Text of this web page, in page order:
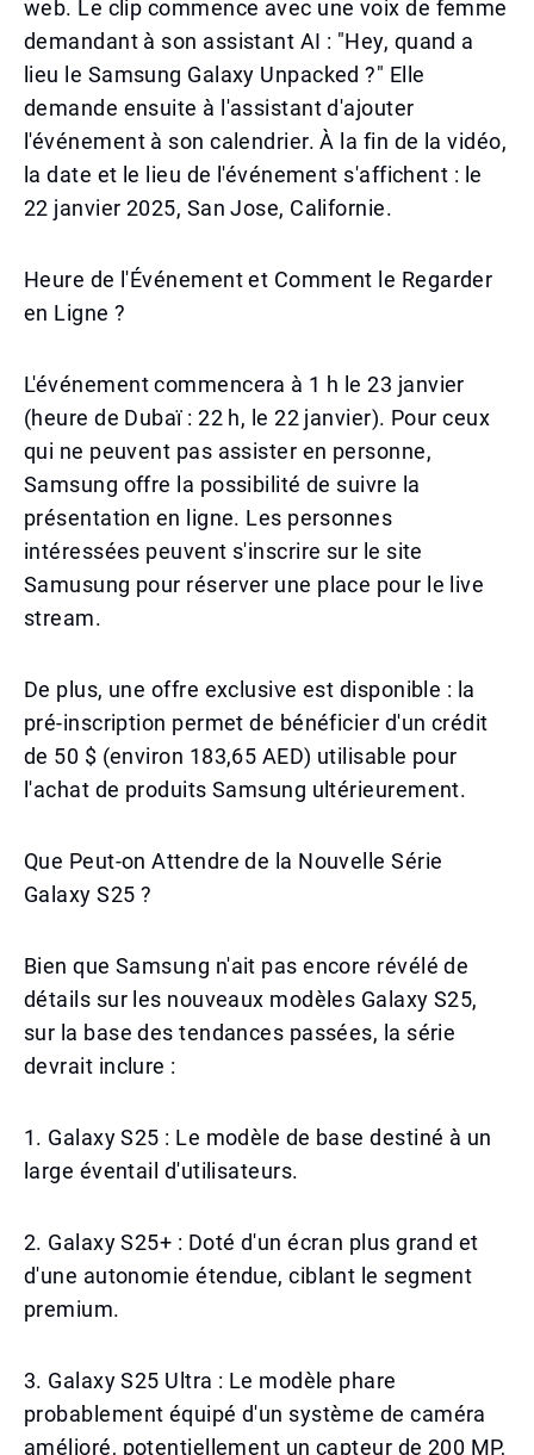
web. Le clip commence avec une voix de femme
demandant à son assistant AI : "Hey, quand a
lieu le Samsung Galaxy Unpacked ?" Elle
demande ensuite à l'assistant d'ajouter
l'événement à son calendrier. À la fin de la vidéo,
la date et le lieu de l'événement s'affichent : le
22 janvier 2025, San Jose, Californie.
Heure de l'Événement et Comment le Regarder
en Ligne ?
L'événement commencera à 1 h le 23 janvier
(heure de Dubaï : 22 h, le 22 janvier). Pour ceux
qui ne peuvent pas assister en personne,
Samsung offre la possibilité de suivre la
présentation en ligne. Les personnes
intéressées peuvent s'inscrire sur le site
Samusung pour réserver une place pour le live
stream.
De plus, une offre exclusive est disponible : la
pré-inscription permet de bénéficier d'un crédit
de 50 $ (environ 183,65 AED) utilisable pour
l'achat de produits Samsung ultérieurement.
Que Peut-on Attendre de la Nouvelle Série
Galaxy S25 ?
Bien que Samsung n'ait pas encore révélé de
détails sur les nouveaux modèles Galaxy S25,
sur la base des tendances passées, la série
devrait inclure :
1. Galaxy S25 : Le modèle de base destiné à un
large éventail d'utilisateurs.
2. Galaxy S25+ : Doté d'un écran plus grand et
d'une autonomie étendue, ciblant le segment
premium.
3. Galaxy S25 Ultra : Le modèle phare
probablement équipé d'un système de caméra
amélioré, potentiellement un capteur de 200 MP,